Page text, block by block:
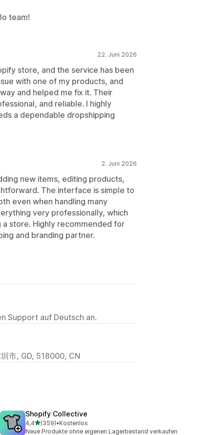
team!
22. Juni 2026
store, and the service has been
with one of my products, and
and helped me fix it. Their
and reliable. I highly
a dependable dropshipping
2. Juni 2026
new items, editing products,
The interface is simple to
even when handling many
very professionally, which
store. Highly recommended for
and branding partner.
Support auf Deutsch an.
市, GD, 518000, CN
Shopify Collective
4,4von 5 Sternen
(359)
359 Rezensionen insgesamt
•Kostenlos
Neue Produkte ohne eigenen Lagerbestand verkaufen